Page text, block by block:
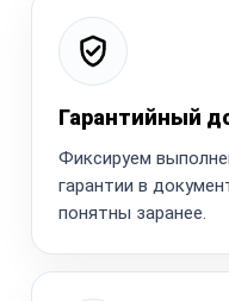
Гарантийный
Фиксируем
гарантии в
понятны заранее.